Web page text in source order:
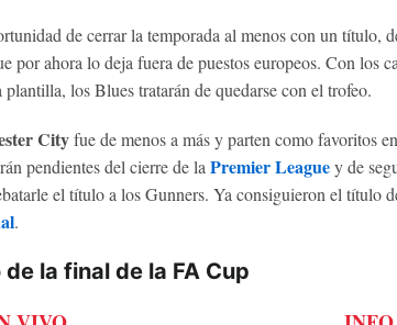
de cerrar la temporada al menos con un título,
por ahora lo deja fuera de puestos europeos. Con los
los Blues tratarán de quedarse con el trofeo.
Cityfue de menos a más y parten como favoritos
pendientes del cierre de laPremier Leaguey de
el título a los Gunners. Ya consiguieron el título
.
la final de la FA Cup